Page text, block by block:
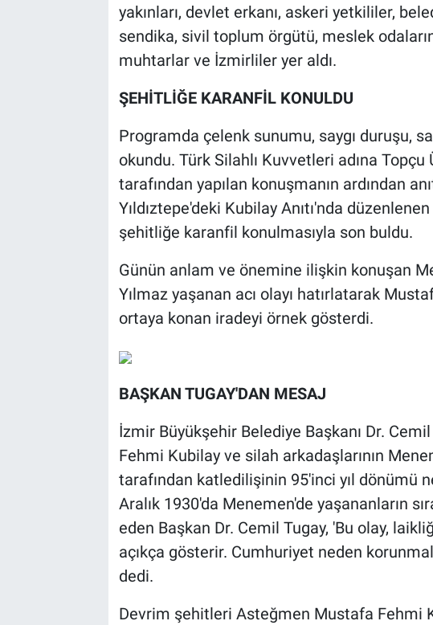
yakınları, devlet erkanı, askeri yetkililer,
sendika, sivil toplum örgütü, meslek
muhtarlar ve İzmirliler yer aldı.
ŞEHİTLİĞE KARANFİL KONULDU
Programda çelenk sunumu, saygı duruşu,
okundu. Türk Silahlı Kuvvetleri adına Topçu
tarafından yapılan konuşmanın ardından
Yıldıztepe'deki Kubilay Anıtı'nda
şehitliğe karanfil konulmasıyla son buldu.
Günün anlam ve önemine ilişkin konuşan
Yılmaz yaşanan acı olayı hatırlatarak
ortaya konan iradeyi örnek gösterdi.
BAŞKAN TUGAY'DAN MESAJ
İzmir Büyükşehir Belediye Başkanı Dr.
Fehmi Kubilay ve silah arkadaşlarının
tarafından katledilişinin 95'inci yıl dönümü
Aralık 1930'da Menemen'de yaşananların
eden Başkan Dr. Cemil Tugay, 'Bu olay,
açıkça gösterir. Cumhuriyet neden
dedi.
Devrim şehitleri Asteğmen Mustafa Fehmi